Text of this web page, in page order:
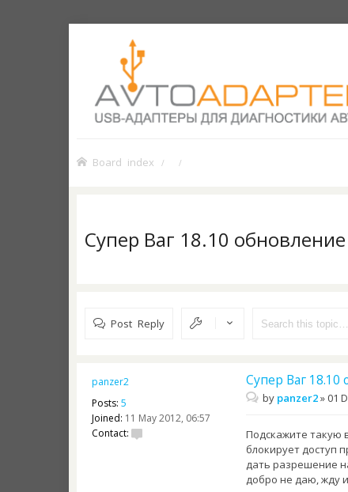
Board index
Супер Ваг 18.10 обновление
Post Reply
panzer2
Posts: 5
Joined: 11 May 2012, 06:57
Contact:
Супер Ваг 18.10
by panzer2»01
Подскажите такую
блокирует доступ
дать разрешение
добро не даю, жду